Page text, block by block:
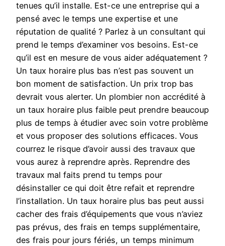
tenues qu’il installe. Est-ce une entreprise qui a
pensé avec le temps une expertise et une
réputation de qualité ? Parlez à un consultant qui
prend le temps d’examiner vos besoins. Est-ce
qu’il est en mesure de vous aider adéquatement ?
Un taux horaire plus bas n’est pas souvent un
bon moment de satisfaction. Un prix trop bas
devrait vous alerter. Un plombier non accrédité à
un taux horaire plus faible peut prendre beaucoup
plus de temps à étudier avec soin votre problème
et vous proposer des solutions efficaces. Vous
courrez le risque d’avoir aussi des travaux que
vous aurez à reprendre après. Reprendre des
travaux mal faits prend tu temps pour
désinstaller ce qui doit être refait et reprendre
l’installation. Un taux horaire plus bas peut aussi
cacher des frais d’équipements que vous n’aviez
pas prévus, des frais en temps supplémentaire,
des frais pour jours fériés, un temps minimum